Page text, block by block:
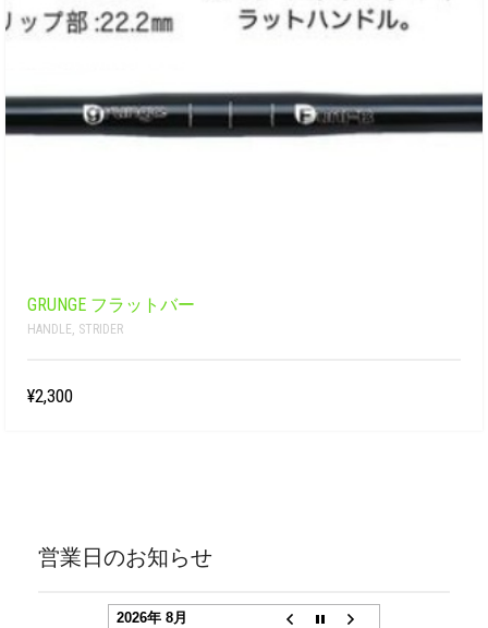
GRUNGE フラットバー
HANDLE, STRIDER
¥2,300
営業日のお知らせ
2026年 8月